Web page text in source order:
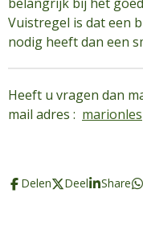
Vuistregel is dat een
nodig heeft dan een
Heeft u vragen dan
mail adres :
Delen Deel Share